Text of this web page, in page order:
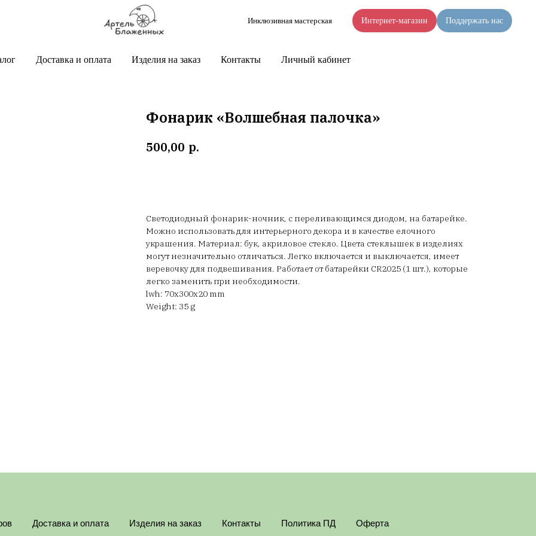
Инклюзивная мастерская Интернет-магазин Поддержать нас
Доставка и оплата Изделия на заказ Контакты Личный кабинет
Фонарик «Волшебная палочка»
500,00 р.
Светодиодный фонарик-ночник, с переливающимся диодом, на батарейке.
Можно использовать для интерьерного декора и в качестве елочного
украшения. Материал: бук, акриловое стекло. Цвета стеклышек в изделиях
могут незначительно отличаться. Легко включается и выключается, имеет
веревочку для подвешивания. Работает от батарейки CR2025 (1 шт.), которые
легко заменить при необходимости.
lwh: 70x300x20 mm
Weight: 35 g
Доставка и оплата Изделия на заказ Контакты Политика ПД Оферта